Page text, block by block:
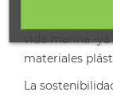
con el objetivo
vida marina -ya
materiales
La